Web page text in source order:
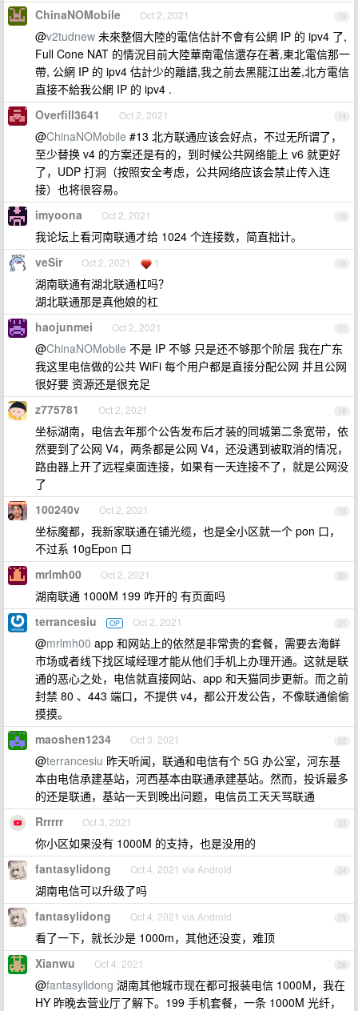
13
ChinaNOMobile Oct 2, 2021
@v2tudnew 未來整個大陸的電信估計不會有公網 IP 的 ipv4 了,
Full Cone NAT 的情況目前大陸華南電信還存在著,東北電信那一
帶, 公網 IP 的 ipv4 估計少的離譜,我之前去黑龍江出差,北方電信
直接不給我公網 IP 的 ipv4 .
14
Overfill3641 Oct 2, 2021
@ChinaNOMobile #13 北方联通应该会好点，不过无所谓了，
至少替换 v4 的方案还是有的，到时候公共网络能上 v6 就更好
了，UDP 打洞（按照安全考虑，公共网络应该会禁止传入连
接）也将很容易。
15
imyoona Oct 2, 2021
我论坛上看河南联通才给 1024 个连接数，简直拙计。
16
veSir Oct 2, 2021 1
湖南联通有湖北联通杠吗？
湖北联通那是真他娘的杠
17
haojunmei Oct 2, 2021
@ChinaNOMobile 不是 IP 不够 只是还不够那个阶层 我在广东
我这里电信做的公共 WiFi 每个用户都是直接分配公网 并且公网
很好要 资源还是很充足
18
z775781 Oct 2, 2021
坐标湖南，电信去年那个公告发布后才装的同城第二条宽带，依
然要到了公网 V4，两条都是公网 V4，还没遇到被取消的情况，
路由器上开了远程桌面连接，如果有一天连接不了，就是公网没
了
19
100240v Oct 2, 2021
坐标魔都，我新家联通在铺光缆，也是全小区就一个 pon 口，
不过系 10gEpon 口
20
mrlmh00 Oct 2, 2021
湖南联通 1000M 199 咋开的 有页面吗
21
terrancesiu OP Oct 2, 2021
@mrlmh00 app 和网站上的依然是非常贵的套餐，需要去海鲜
市场或者线下找区域经理才能从他们手机上办理开通。这就是联
通的恶心之处，电信就直接网站、app 和天猫同步更新。而之前
封禁 80 、443 端口，不提供 v4，都公开发公告，不像联通偷偷
摸摸。
22
maoshen1234 Oct 3, 2021
@terrancesiu 昨天听闻，联通和电信有个 5G 办公室，河东基
本由电信承建基站，河西基本由联通承建基站。然而，投诉最多
的还是联通，基站一天到晚出问题，电信员工天天骂联通
23
Rrrrrr Oct 3, 2021
你小区如果没有 1000M 的支持，也是没用的
24
fantasylidong Oct 4, 2021 via Android
湖南电信可以升级了吗
25
fantasylidong Oct 4, 2021 via Android
看了一下，就长沙是 1000m，其他还没变，难顶
26
Xianwu Oct 4, 2021
@fantasylidong 湖南其他城市现在都可报装电信 1000M，我在
HY 昨晚去营业厅了解下。199 手机套餐，一条 1000M 光纤，